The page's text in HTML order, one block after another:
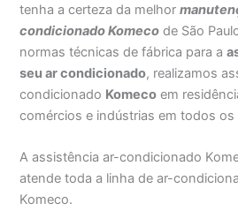
tenha a certeza da melhor
condicionado Komeco de São
normas técnicas de fábrica para a
seu ar condicionado, realizamos
condicionado Komeco em
comércios e indústrias em todos os
A assistência ar-condicionado
atende toda a linha de ar-
Komeco.